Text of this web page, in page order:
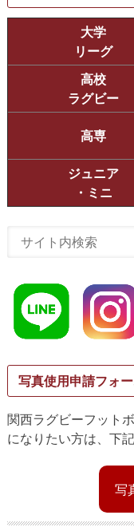
大学
リーグ
高校
ラグビー
高専
ジュニア
・ミニ
写真使用申請フォ
関西ラグビーフット
になりたい方は、下
写